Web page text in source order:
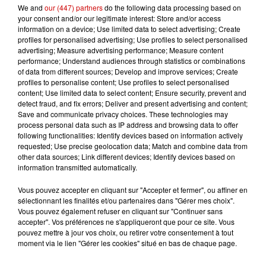
appartement...
7 août 2026
Éclipse solaire : découvrez les
meilleurs spots d'observation
du...
7 août 2026
À LA UNE : professeur
condamné, repreneurs pour
Duralex et la...
Jeux Voir plus
We and our (447) partnersdo the following data processing based on
your consent and/or our legitimate interest: Store and/or access
information on a device; Use limited data to select advertising; Create
profiles for personalised advertising; Use profiles to select personalised
advertising; Measure advertising performance; Measure content
performance; Understand audiences through statistics or combinations
of data from different sources; Develop and improve services; Create
profiles to personalise content; Use profiles to select personalised
content; Use limited data to select content; Ensure security, prevent and
detect fraud, and fix errors; Deliver and present advertising and content;
Save and communicate privacy choices. These technologies may
process personal data such as IP address and browsing data to offer
following functionalities: Identify devices based on information actively
requested; Use precise geolocation data; Match and combine data from
other data sources; Link different devices; Identify devices based on
information transmitted automatically.
Vous pouvez accepter en cliquant sur "Accepter et fermer", ou affiner en
sélectionnant les finalités et/ou partenaires dans "Gérer mes choix".
Vous pouvez également refuser en cliquant sur "Continuer sans
accepter". Vos préférences ne s'appliqueront que pour ce site. Vous
pouvez mettre à jour vos choix, ou retirer votre consentement à tout
moment via le lien "Gérer les cookies" situé en bas de chaque page.